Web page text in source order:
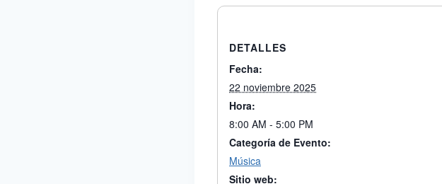
DETALLES
Fecha:
22 noviembre 2025
Hora:
8:00 AM - 5:00 PM
Categoría de Evento:
Música
Sitio web: